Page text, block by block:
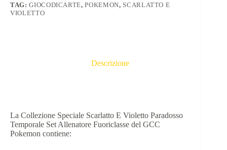
TAG:GIOCODICARTE,POKEMON, SCARLATTO E
VIOLETTO
Descrizione
La Collezione Speciale Scarlatto E Violetto Paradosso
Temporale Set Allenatore Fuoriclasse del GCC
Pokemon contiene: